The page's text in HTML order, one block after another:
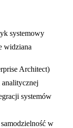
systemowy
widziana
Architect)
systemów
w